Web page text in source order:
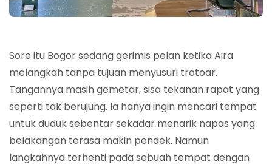
Sore itu Bogor sedang gerimis pelan ketika Aira
melangkah tanpa tujuan menyusuri trotoar.
Tangannya masih gemetar, sisa tekanan rapat yang
seperti tak berujung. Ia hanya ingin mencari tempat
untuk duduk sebentar sekadar menarik napas yang
belakangan terasa makin pendek. Namun
langkahnya terhenti pada sebuah tempat dengan